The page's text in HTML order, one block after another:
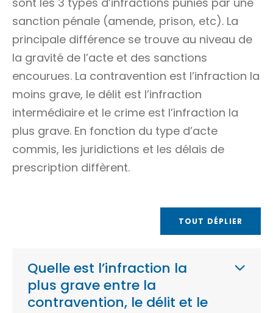
sanction pénale (amende, prison, etc). La
principale différence se trouve au niveau de
la gravité de l’acte et des sanctions
encourues. La contravention est l’infraction la
moins grave, le délit est l’infraction
intermédiaire et le crime est l’infraction la
plus grave. En fonction du type d’acte
commis, les juridictions et les délais de
prescription diffèrent.
TOUT DÉPLIER
Quelle est l’infraction la
plus grave entre la
contravention, le délit et le